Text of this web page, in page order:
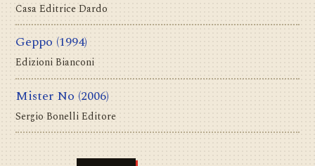
Casa Editrice Dardo
Geppo (1994)
Edizioni Bianconi
Mister No (2006)
Sergio Bonelli Editore